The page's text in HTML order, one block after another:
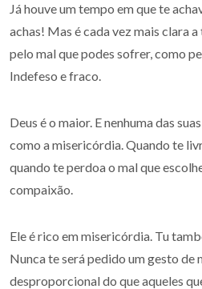
Já houve um tempo em que te
achas! Mas é cada vez mais clara
pelo mal que podes sofrer, como
Indefeso e fraco.
Deus é o maior. E nenhuma das
como a misericórdia. Quando te
quando te perdoa o mal que
compaixão.
Ele é rico em misericórdia. Tu
Nunca te será pedido um gesto de
desproporcional do que aqueles